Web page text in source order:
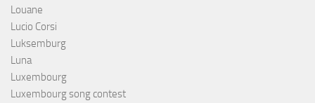
Louane
Lucio Corsi
Luksemburg
Luna
Luxembourg
Luxembourg song contest